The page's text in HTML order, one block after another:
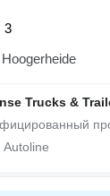
3
Trucks &
Autoline